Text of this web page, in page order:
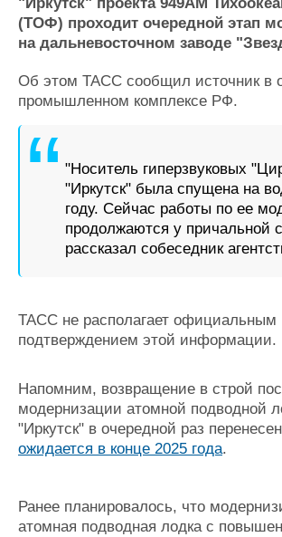
Компании
Репутация
Крюинг
Журнал
Оборудование
Изделия
Услуги
Конференции
Выставки и семинары
Личности
Словарь
Флот
Галерея
Форум
Отзывы
(ТОФ) проходит очередной этап
на дальневосточном заводе
Об этом ТАСС сообщил источник в
промышленном комплексе РФ.
"Носитель гиперзвуковых
"Иркутск" была спущена на
году. Сейчас работы по ее
продолжаются у причальной
рассказал собеседник
ТАСС не располагает официальным
подтверждением этой информации.
Напомним, возвращение в строй
модернизации атомной подводной
"Иркутск" в очередной раз
ожидается в конце 2025 года.
Ранее планировалось, что
атомная подводная лодка с